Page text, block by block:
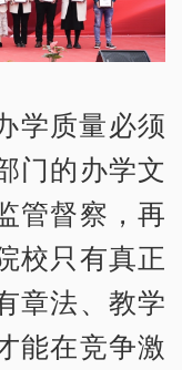
学质量必须
门的办学文
管督察，再
校只有真正
章法、教学
能在竞争激